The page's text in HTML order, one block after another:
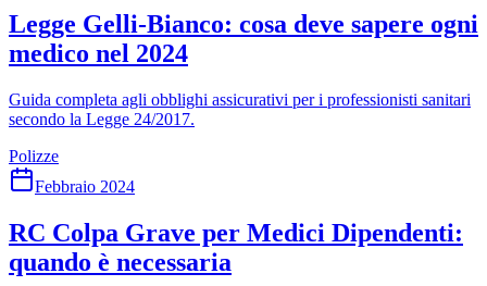
Legge Gelli-Bianco: cosa deve sapere ogni
medico nel 2024
Guida completa agli obblighi assicurativi per i professionisti sanitari
secondo la Legge 24/2017.
Polizze
Febbraio 2024
RC Colpa Grave per Medici Dipendenti:
quando è necessaria